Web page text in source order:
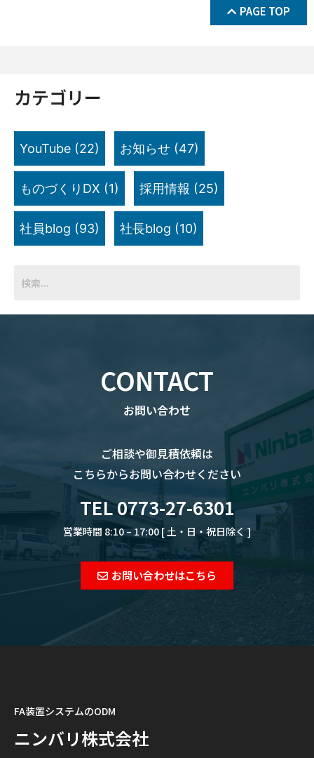
PAGE TOP
カテゴリー
YouTube (22) お知らせ (47)
ものづくりDX (1) 採用情報 (25)
社員blog (93) 社長blog (10)
CONTACT
お問い合わせ
ご相談や御見積依頼は
こちらからお問い合わせください
TEL 0773-27-6301
営業時間 8:10 – 17:00 [ 土・日・祝日除く ]
お問い合わせはこちら
FA装置システムのODM
ニンバリ株式会社